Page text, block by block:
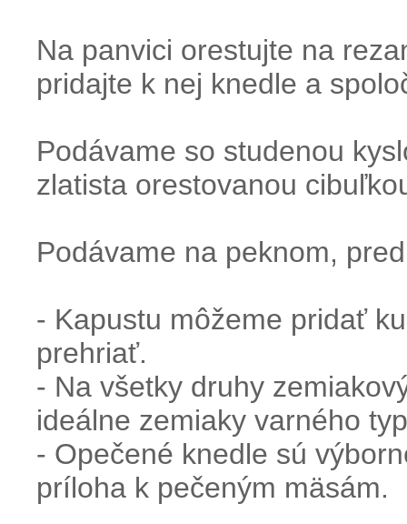
Na panvici orestujte na
pridajte k nej knedle a
Podávame so studenou
zlatista orestovanou
Podávame na peknom,
- Kapustu môžeme pridať
prehriať.
- Na všetky druhy
ideálne zemiaky varného
- Opečené knedle sú
príloha k pečeným mäsám.